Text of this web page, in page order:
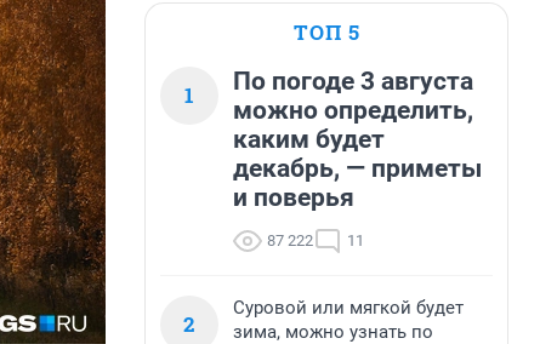
ТОП 5
1
По погоде 3 августа
можно определить,
каким будет
декабрь, — приметы
и поверья
87 222 11
2
Суровой или мягкой будет
зима, можно узнать по